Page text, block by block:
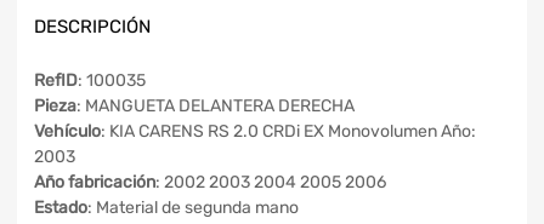
DESCRIPCIÓN
RefID: 100035
Pieza: MANGUETA DELANTERA DERECHA
Vehículo: KIA CARENS RS 2.0 CRDi EX Monovolumen Año:
2003
Año fabricación: 2002 2003 2004 2005 2006
Estado: Material de segunda mano